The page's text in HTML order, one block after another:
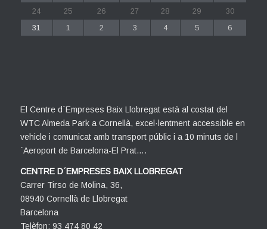
24
25 26 27 28 29
30
31
1 2 3 4 5 6
El Centre d´Empreses Baix Llobregat està al costat del
WTC Almeda Park a Cornellà, excel·lentment accessible en
vehicle i comunicat amb transport públic i a 10 minuts de l
´Aeroport de Barcelona-El Prat….
CENTRE D´EMPRESES BAIX LLOBREGAT
Carrer Tirso de Molina, 36,
08940 Cornellà de Llobregat
Barcelona
Telèfon: 93 474 80 42